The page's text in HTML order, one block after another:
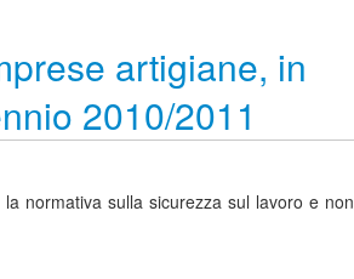
artigiane, in
2010/2011
normativa sulla sicurezza sul lavoro e non